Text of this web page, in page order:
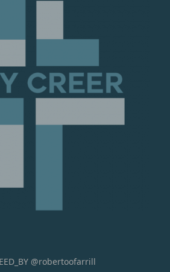
@robertoofarrill